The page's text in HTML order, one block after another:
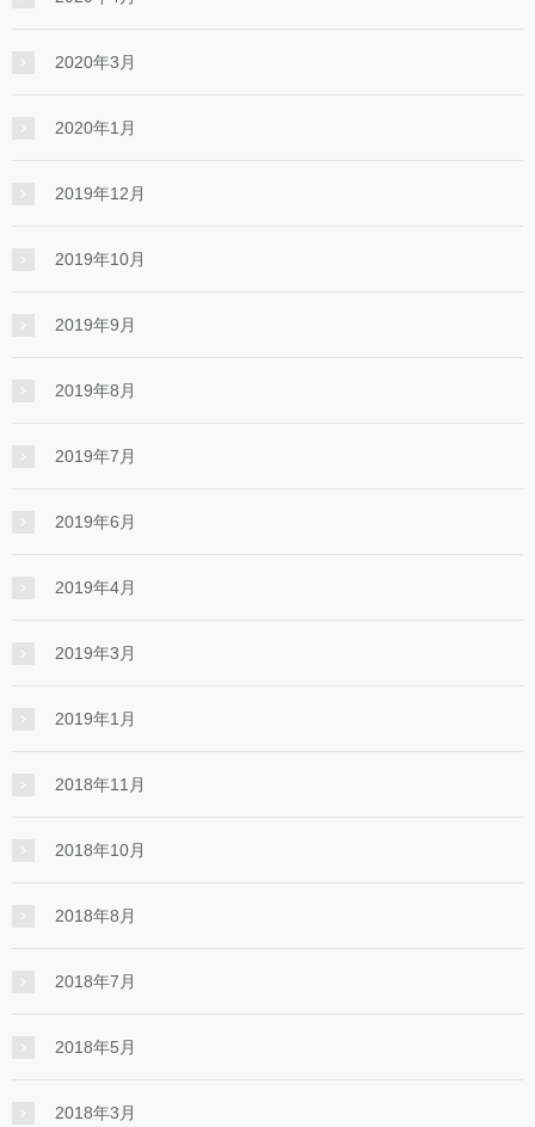
2020年3月
2020年1月
2019年12月
2019年10月
2019年9月
2019年8月
2019年7月
2019年6月
2019年4月
2019年3月
2019年1月
2018年11月
2018年10月
2018年8月
2018年7月
2018年5月
2018年3月